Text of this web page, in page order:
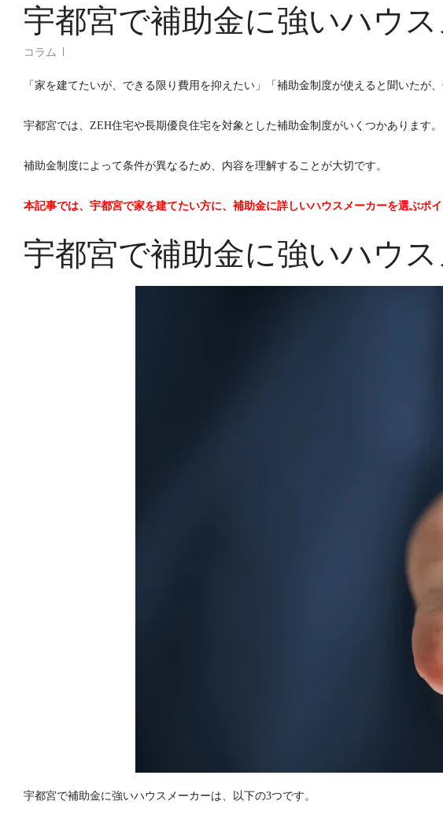
宇都宮で補助金に強いハウ
コラム
「家を建てたいが、できる限り費用を抑えたい」「補助金制度が使えると聞いた
宇都宮では、ZEH住宅や長期優良住宅を対象とした補助金制度がいくつかあります。
補助金制度によって条件が異なるため、内容を理解することが大切です。
本記事では、宇都宮で家を建てたい方に、補助金に詳しいハウスメーカーを選ぶポ
宇都宮で補助金に強いハウ
宇都宮で補助金に強いハウスメーカーは、以下の3つです。